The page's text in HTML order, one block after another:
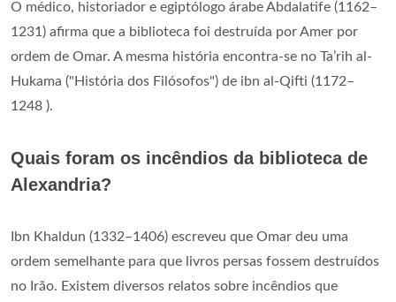
O médico, historiador e egiptólogo árabe Abdalatife (1162–
1231) afirma que a biblioteca foi destruída por Amer por
ordem de Omar. A mesma história encontra-se no Ta’rih al-
Hukama ("História dos Filósofos") de ibn al-Qifti (1172–
1248 ).
Quais foram os incêndios da biblioteca de
Alexandria?
Ibn Khaldun (1332–1406) escreveu que Omar deu uma
ordem semelhante para que livros persas fossem destruídos
no Irão. Existem diversos relatos sobre incêndios que